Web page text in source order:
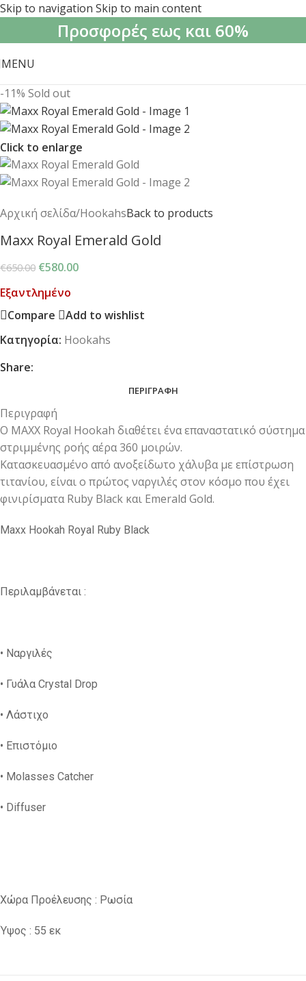
Skip to navigation Skip to main content
Προσφορές εως και 60%
MENU
-11% Sold out
Click to enlarge
Αρχική σελίδα/HookahsBack to products
Maxx Royal Emerald Gold
€650.00 €580.00
Εξαντλημένο
Compare
Add to wishlist
Κατηγορία: Hookahs
Share:
ΠΕΡΙΓΡΑΦΉ
Περιγραφή
O MAXX Royal Hookah διαθέτει ένα επαναστατικό σύστημα
στριμμένης ροής αέρα 360 μοιρών.
Κατασκευασμένο από ανοξείδωτο χάλυβα με επίστρωση
τιτανίου, είναι ο πρώτος ναργιλές στον κόσμο που έχει
φινιρίσματα Ruby Black και Emerald Gold.
Maxx Hookah Royal Ruby Black
Περιλαμβάνεται :
• Ναργιλές
• Γυάλα Crystal Drop
• Λάστιχο
• Επιστόμιο
• Molasses Catcher
• Diffuser
Χώρα Προέλευσης : Ρωσία
Ύψος : 55 εκ